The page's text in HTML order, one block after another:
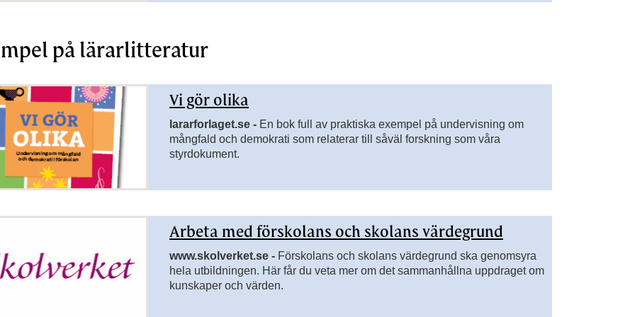
på lärarlitteratur
Vi gör olika
lararforlaget.se - En bok full av praktiska exempel på undervisning om
mångfald och demokrati som relaterar till såväl forskning som våra
styrdokument.
Arbeta med förskolans och skolans värdegrund
www.skolverket.se - Förskolans och skolans värdegrund ska genomsyra
hela utbildningen. Här får du veta mer om det sammanhållna uppdraget om
kunskaper och värden.